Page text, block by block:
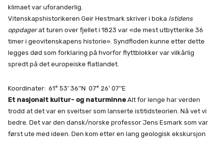
klimaet var uforanderlig.
Vitenskapshistorikeren Geir Hestmark skriver i boka Istidens
oppdagerat turen over fjellet i 1823 var «de mest utbytterike 36
timer i geovitenskapens historie». Syndfloden kunne etter dette
legges død som forklaring på hvorfor flyttblokker var vilkårlig
spredt på det europeiske flatlandet.
Koordinater: 61° 53’ 36’’N 07° 26’ 07’’E
Et nasjonalt kultur- og naturminne Alt for lenge har verden
trodd at det var en sveitser som lanserte istitidsteorien. Nå vet vi
bedre. Det var den dansk/norske professor Jens Esmark som var
først ute med ideen. Den kom etter en lang geologisk ekskursjon